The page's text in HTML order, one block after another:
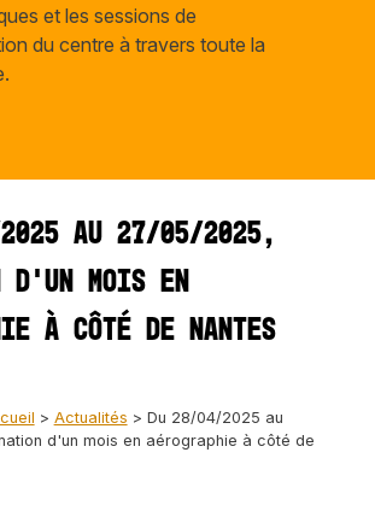
et les sessions de
du centre à travers toute la
au 27/05/2025,
d'un mois en
à côté de Nantes
> Actualités > Du 28/04/2025 au
d'un mois en aérographie à côté de